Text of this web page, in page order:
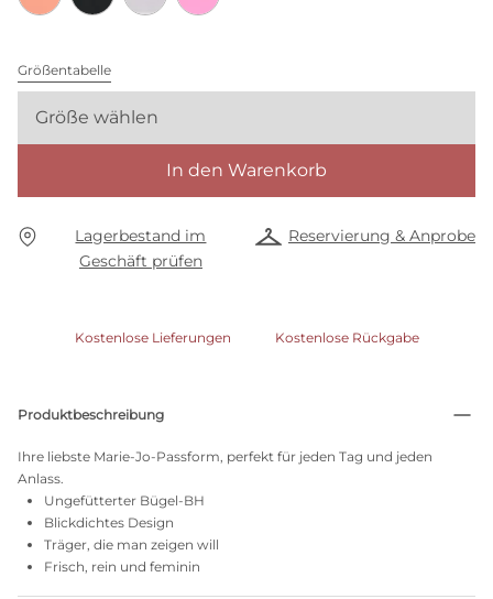
Größentabelle
Größe wählen
In den Warenkorb
Lagerbestand im
Geschäft prüfen
Reservierung & Anprobe
Kostenlose Lieferungen Kostenlose Rückgabe
Produktbeschreibung
Ihre liebste Marie-Jo-Passform, perfekt für jeden Tag und jeden
Anlass.
Ungefütterter Bügel-BH
Blickdichtes Design
Träger, die man zeigen will
Frisch, rein und feminin